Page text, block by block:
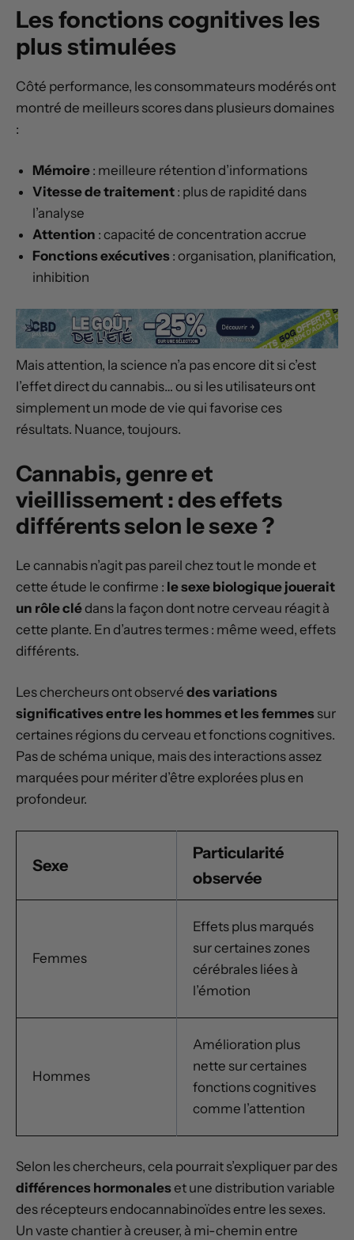
Les fonctions cognitives les
plus stimulées
Côté performance, les consommateurs modérés ont
montré de meilleurs scores dans plusieurs domaines
:
Mémoire : meilleure rétention d’informations
Vitesse de traitement : plus de rapidité dans
l’analyse
Attention : capacité de concentration accrue
Fonctions exécutives : organisation, planification,
inhibition
Mais attention, la science n’a pas encore dit si c’est
l’effet direct du cannabis… ou si les utilisateurs ont
simplement un mode de vie qui favorise ces
résultats. Nuance, toujours.
Cannabis, genre et
vieillissement : des effets
différents selon le sexe ?
Le cannabis n’agit pas pareil chez tout le monde et
cette étude le confirme : le sexe biologique jouerait
un rôle clédans la façon dont notre cerveau réagit à
cette plante. En d’autres termes : même weed, effets
différents.
Les chercheurs ont observé des variations
significatives entre les hommes et les femmes sur
certaines régions du cerveau et fonctions cognitives.
Pas de schéma unique, mais des interactions assez
marquées pour mériter d’être explorées plus en
profondeur.
Sexe
Particularité
observée
Femmes
Effets plus marqués
sur certaines zones
cérébrales liées à
l’émotion
Hommes
Amélioration plus
nette sur certaines
fonctions cognitives
comme l’attention
Selon les chercheurs, cela pourrait s’expliquer par des
différences hormonaleset une distribution variable
des récepteurs endocannabinoïdes entre les sexes.
Un vaste chantier à creuser, à mi-chemin entre